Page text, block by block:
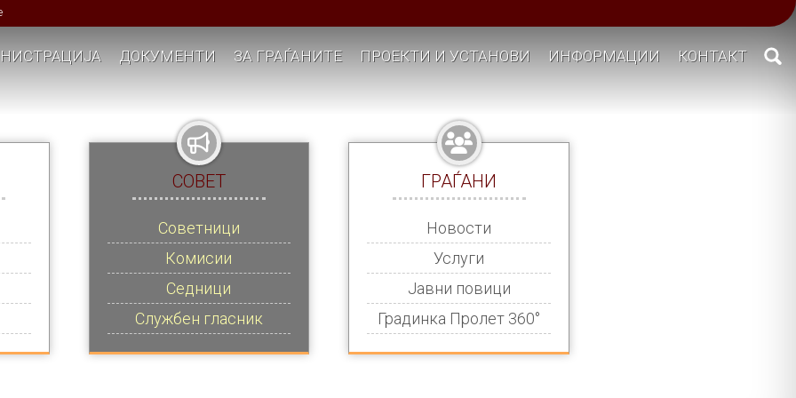
ДОКУМЕНТИ ЗА ГРАЃАНИТЕ ПРОЕКТИ И УСТАНОВИ ИНФОРМАЦИИ КОНТАКТ
СОВЕТ
Советници
Комисии
Седници
Службен гласник
ГРАЃАНИ
Новости
Услуги
Јавни повици
Градинка Пролет 360°